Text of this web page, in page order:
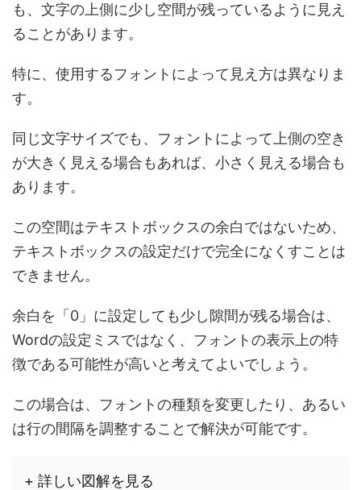
も、文字の上側に少し空間が残っているように見え
ることがあります。
特に、使用するフォントによって見え方は異なりま
す。
同じ文字サイズでも、フォントによって上側の空き
が大きく見える場合もあれば、小さく見える場合も
あります。
この空間はテキストボックスの余白ではないため、
テキストボックスの設定だけで完全になくすことは
できません。
余白を「0」に設定しても少し隙間が残る場合は、
Wordの設定ミスではなく、フォントの表示上の特
徴である可能性が高いと考えてよいでしょう。
この場合は、フォントの種類を変更したり、あるい
は行の間隔を調整することで解決が可能です。
+ 詳しい図解を見る